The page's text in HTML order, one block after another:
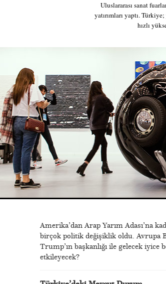
Uluslararası sanat
yatırımları yaptı.
hızlı
Amerika’dan Arap Yarım Adası’na
birçok politik değişiklik oldu. Avrupa
Trump’ın başkanlığı ile gelecek
etkileyecek?